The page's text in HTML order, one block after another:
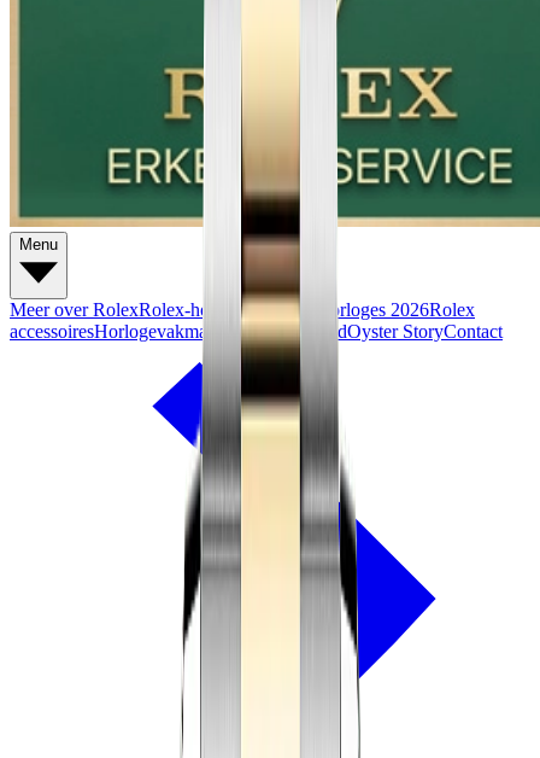
Menu
Meer over RolexRolex-horlogesNieuwe horloges 2026Rolex
accessoiresHorlogevakmanschapOnderhoudOyster StoryContact